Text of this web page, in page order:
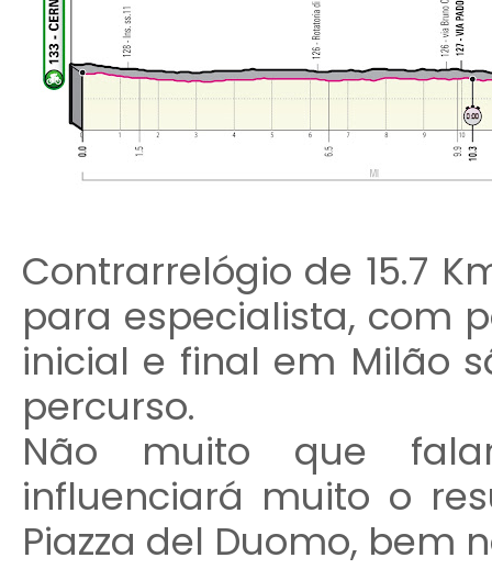
Contrarrelógio de 15.7
para especialista, com
inicial e final em Milão
percurso.
Não muito que
influenciará muito o
Piazza del Duomo, bem